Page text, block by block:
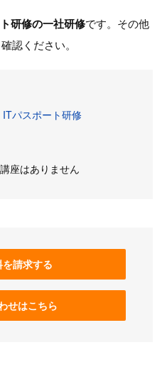
研修の一社研修です。その他
認ください。
ITパスポート研修
座はありません
請求する
せはこちら